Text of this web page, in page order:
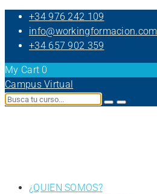
+34 976 242 109
info@workingformacion.com
+34 657 902 359
My Cart 0
Campus Virtual
¿QUIEN SOMOS?